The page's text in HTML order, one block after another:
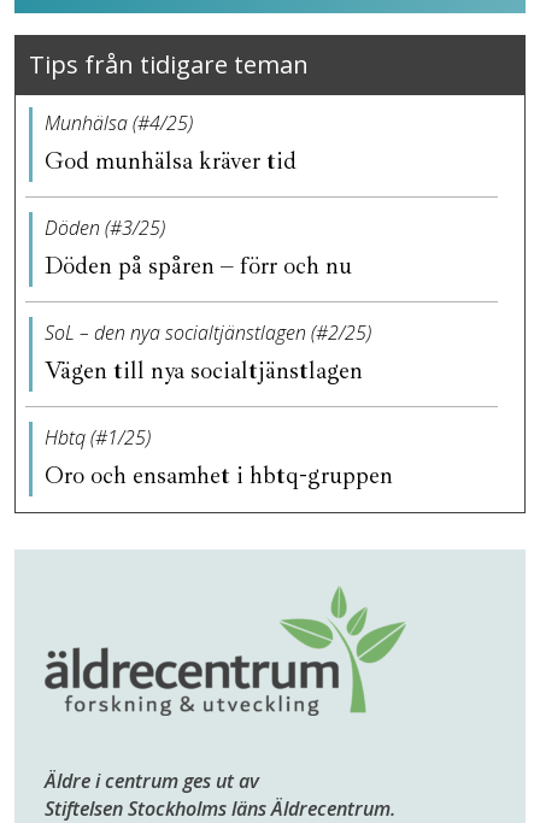
Tips från tidigare teman
Munhälsa (#4/25)
God munhälsa kräver tid
Döden (#3/25)
Döden på spåren – förr och nu
SoL – den nya socialtjänstlagen (#2/25)
Vägen till nya socialtjänstlagen
Hbtq (#1/25)
Oro och ensamhet i hbtq-gruppen
Äldre i centrum ges ut av
Stiftelsen Stockholms läns Äldrecentrum.